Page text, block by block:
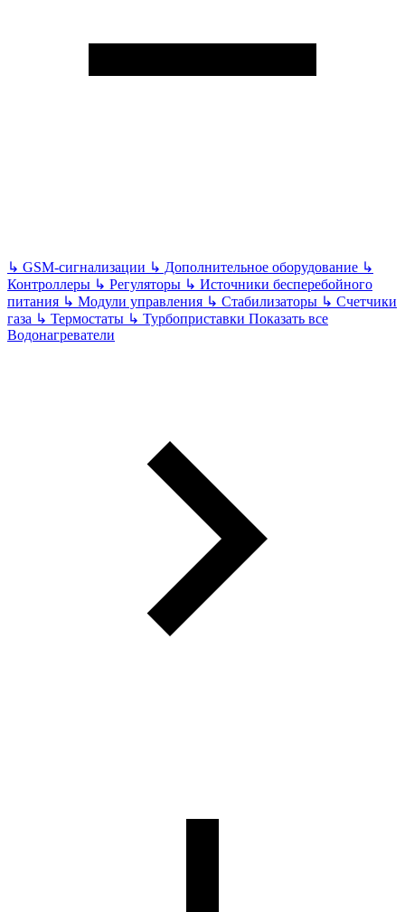
↳ GSM-сигнализации ↳ Дополнительное оборудование ↳
Контроллеры ↳ Регуляторы ↳ Источники бесперебойного
питания ↳ Модули управления ↳ Стабилизаторы ↳ Счетчики
газа ↳ Термостаты ↳ Турбоприставки Показать все
Водонагреватели